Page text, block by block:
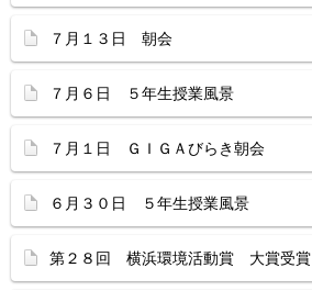
７月１３日 朝会
７月６日 ５年生授業風景
７月１日 ＧＩＧＡびらき朝会
６月３０日 ５年生授業風景
第２８回 横浜環境活動賞 大賞受賞